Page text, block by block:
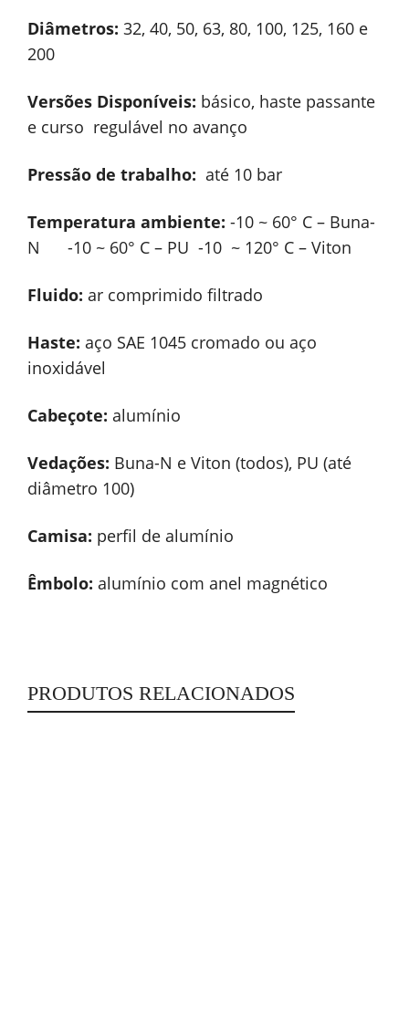
Diâmetros: 32, 40, 50, 63, 80, 100, 125, 160 e
200
Versões Disponíveis: básico, haste passante
e curso regulável no avanço
Pressão de trabalho: até 10 bar
Temperatura ambiente: -10 ~ 60° C – Buna-
N -10 ~ 60° C – PU -10 ~ 120° C – Viton
Fluido: ar comprimido filtrado
Haste: aço SAE 1045 cromado ou aço
inoxidável
Cabeçote: alumínio
Vedações: Buna-N e Viton (todos), PU (até
diâmetro 100)
Camisa: perfil de alumínio
Êmbolo: alumínio com anel magnético
PRODUTOS RELACIONADOS